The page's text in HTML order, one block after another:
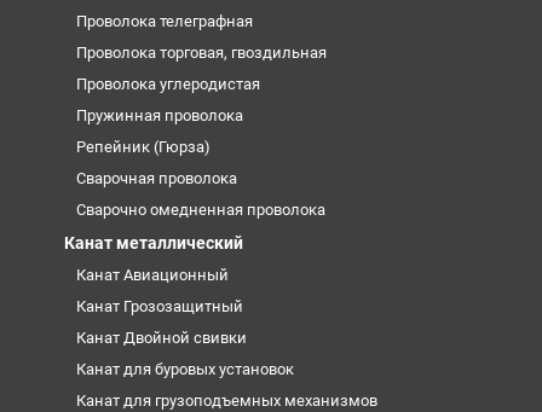
Проволока телеграфная
Проволока торговая, гвоздильная
Проволока углеродистая
Пружинная проволока
Репейник (Гюрза)
Сварочная проволока
Сварочно омедненная проволока
Канат металлический
Канат Авиационный
Канат Грозозащитный
Канат Двойной свивки
Канат для буровых установок
Канат для грузоподъемных механизмов